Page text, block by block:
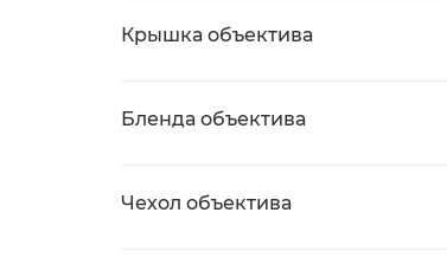
Крышка объектива
Бленда объектива
Чехол объектива